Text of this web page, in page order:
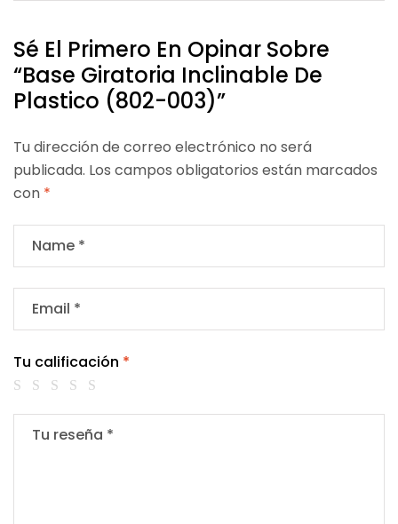
Sé El Primero En Opinar Sobre
“Base Giratoria Inclinable De
Plastico (802-003)”
Tu dirección de correo electrónico no será
publicada. Los campos obligatorios están marcados
con *
Tu calificación *